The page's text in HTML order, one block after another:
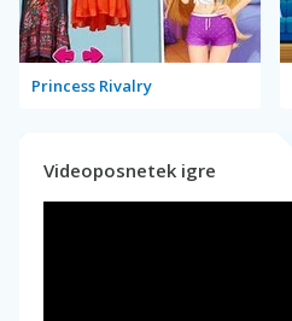
Princess Rivalry
Videoposnetek igre